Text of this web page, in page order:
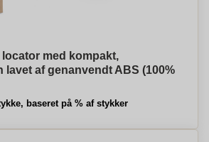
locator med kompakt,
lavet af genanvendt ABS (100%
baseret på % af stykker